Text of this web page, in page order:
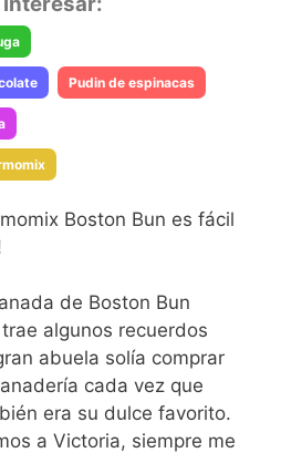
Pudin de espinacas
Boston Bun es fácil
de Boston Bun
algunos recuerdos
abuela solía comprar
cada vez que
era su dulce favorito.
a Victoria, siempre me